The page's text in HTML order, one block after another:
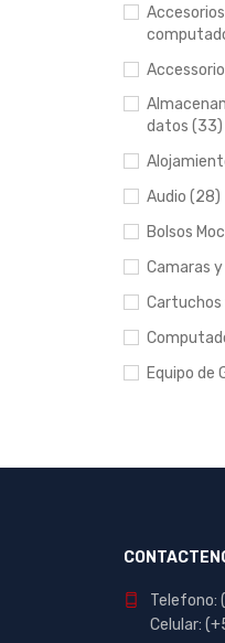
datos (33)
Audio (28)
Bolsos
Camaras
Equipo de
Muebles (1)
Portables
Celular: